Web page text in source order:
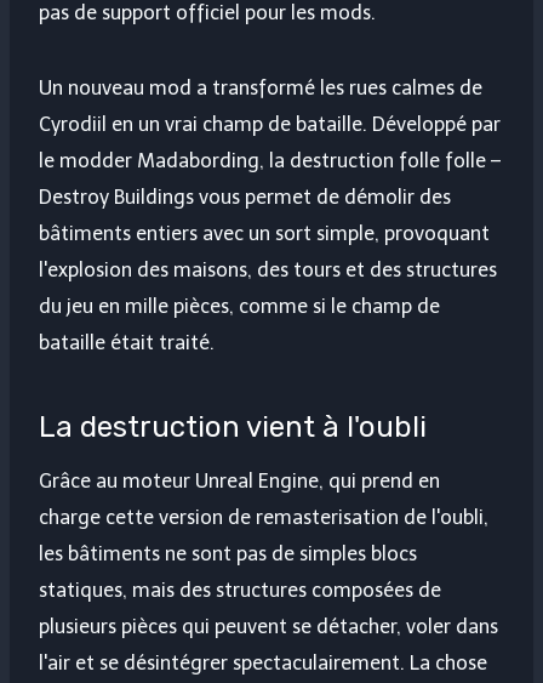
pas de support officiel pour les mods.
Un nouveau mod a transformé les rues calmes de
Cyrodiil en un vrai champ de bataille. Développé par
le modder Madabording, la destruction folle folle –
Destroy Buildings vous permet de démolir des
bâtiments entiers avec un sort simple, provoquant
l'explosion des maisons, des tours et des structures
du jeu en mille pièces, comme si le champ de
bataille était traité.
La destruction vient à l'oubli
Grâce au moteur Unreal Engine, qui prend en
charge cette version de remasterisation de l'oubli,
les bâtiments ne sont pas de simples blocs
statiques, mais des structures composées de
plusieurs pièces qui peuvent se détacher, voler dans
l'air et se désintégrer spectaculairement. La chose